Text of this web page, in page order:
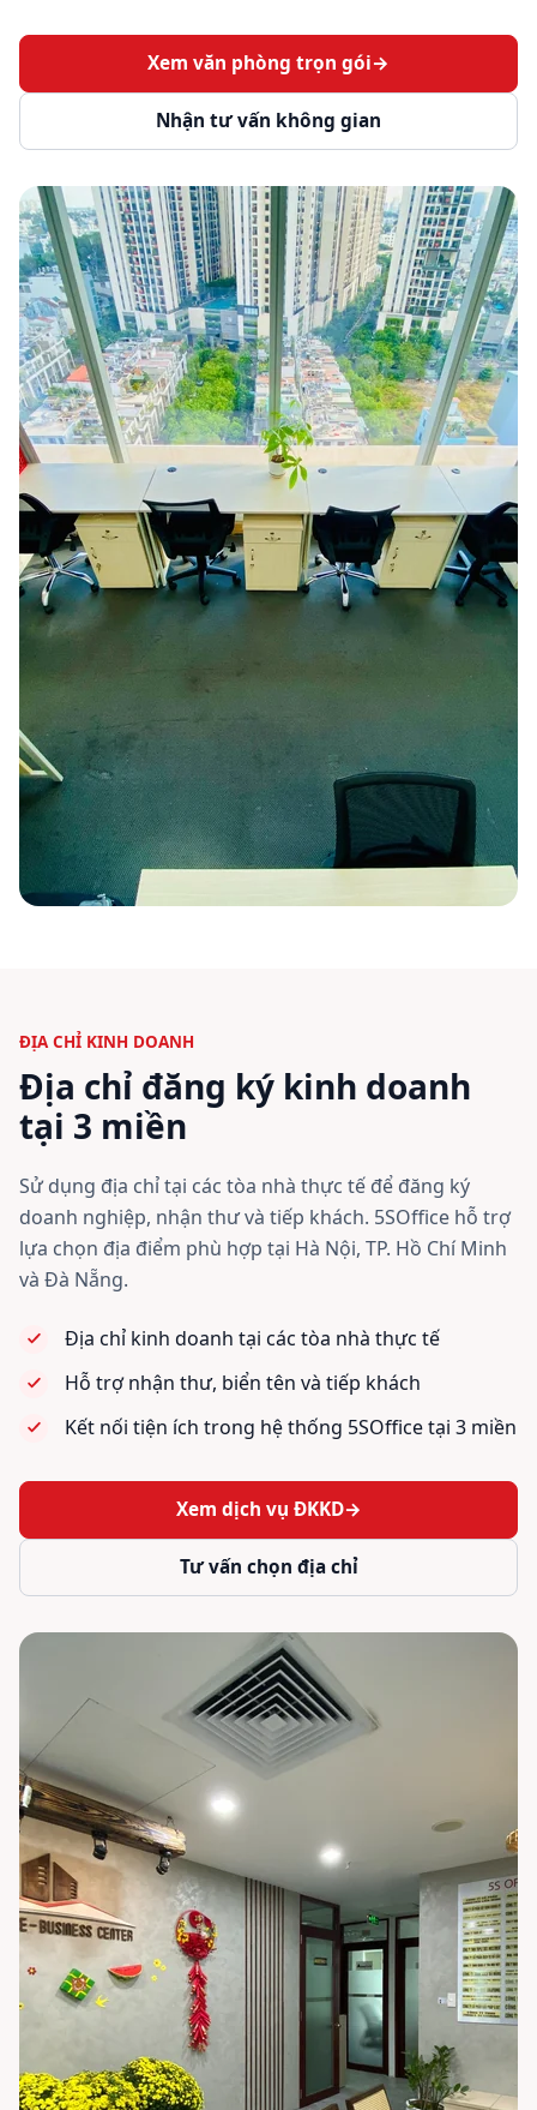
Xem văn phòng trọn gói→
Nhận tư vấn không gian
ĐỊA CHỈ KINH DOANH
Địa chỉ đăng ký kinh doanh
tại 3 miền
Sử dụng địa chỉ tại các tòa nhà thực tế để đăng ký
doanh nghiệp, nhận thư và tiếp khách. 5SOffice hỗ trợ
lựa chọn địa điểm phù hợp tại Hà Nội, TP. Hồ Chí Minh
và Đà Nẵng.
Địa chỉ kinh doanh tại các tòa nhà thực tế
Hỗ trợ nhận thư, biển tên và tiếp khách
Kết nối tiện ích trong hệ thống 5SOffice tại 3 miền
Xem dịch vụ ĐKKD→
Tư vấn chọn địa chỉ